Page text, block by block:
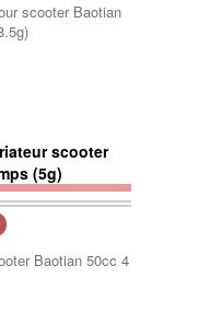
scooter Baotian
Baotian 50cc 4